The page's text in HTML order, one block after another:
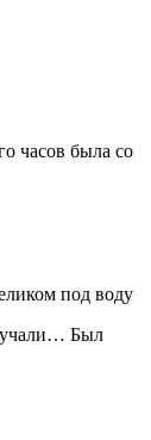
часов была со
под воду
Был